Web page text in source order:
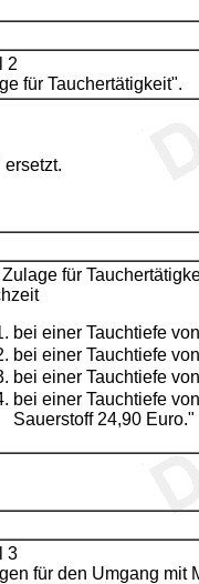
2
für Tauchertätigkeit".
für
bei einer Tauchtiefe
bei einer Tauchtiefe
bei einer Tauchtiefe
bei einer Tauchtiefe
Sauerstoff 24,90 Euro."
3
für den Umgang mit